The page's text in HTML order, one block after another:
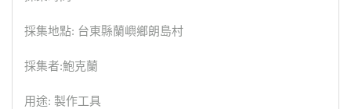
採集地點: 台東縣蘭嶼鄉朗島村
採集者:鮑克蘭
用途: 製作工具